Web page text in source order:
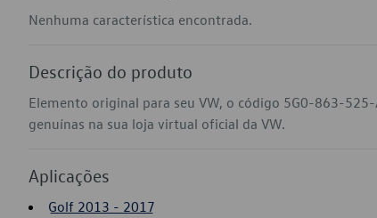
Nenhuma característica encontrada.
Descrição do produto
Elemento original para seu VW, o código 5G0-863-525-
genuínas na sua loja virtual oficial da VW.
Aplicações
Golf 2013 - 2017